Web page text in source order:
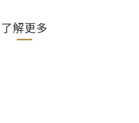
了解更多